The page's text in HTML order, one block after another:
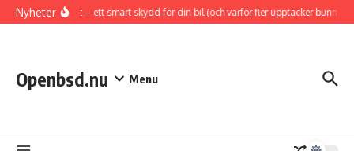
Hoppa till innehåll
NyheterHasplåt – ett smart skydd för din bil (och varför fler upptäcker
Openbsd.nu Menu